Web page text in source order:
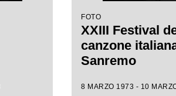
FOTO
XXIII Festival
canzone
Sanremo
8 MARZO 1973 - 10